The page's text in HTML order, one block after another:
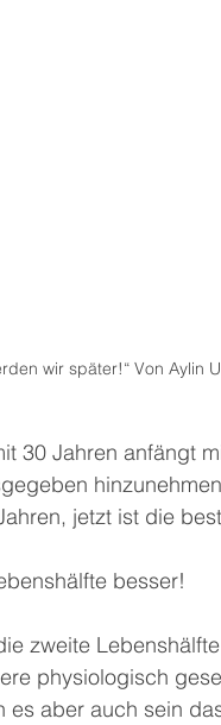
wir später!“ Von Aylin
30 Jahren anfängt
jetzt ist die
besser!
zweite
physiologisch
es aber auch sein